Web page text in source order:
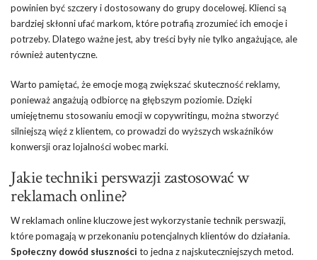
powinien być szczery i dostosowany do grupy docelowej. Klienci są
bardziej skłonni ufać markom, które potrafią zrozumieć ich emocje i
potrzeby. Dlatego ważne jest, aby treści były nie tylko angażujące, ale
również autentyczne.
Warto pamiętać, że emocje mogą zwiększać skuteczność reklamy,
ponieważ angażują odbiorcę na głębszym poziomie. Dzięki
umiejętnemu stosowaniu emocji w copywritingu, można stworzyć
silniejszą więź z klientem, co prowadzi do wyższych wskaźników
konwersji oraz lojalności wobec marki.
Jakie techniki perswazji zastosować w
reklamach online?
W reklamach online kluczowe jest wykorzystanie technik perswazji,
które pomagają w przekonaniu potencjalnych klientów do działania.
Społeczny dowód słuszności to jedna z najskuteczniejszych metod.